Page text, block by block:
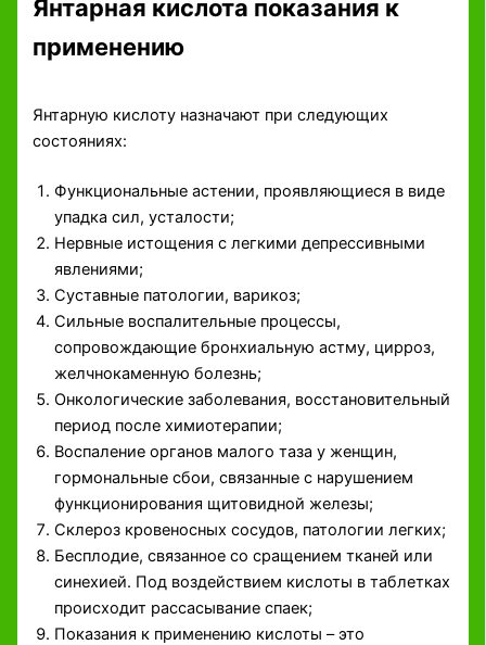
Янтарная кислота показания к
применению
Янтарную кислоту назначают при следующих
состояниях:
Функциональные астении, проявляющиеся в виде
упадка сил, усталости;
Нервные истощения с легкими депрессивными
явлениями;
Суставные патологии, варикоз;
Сильные воспалительные процессы,
сопровождающие бронхиальную астму, цирроз,
желчнокаменную болезнь;
Онкологические заболевания, восстановительный
период после химиотерапии;
Воспаление органов малого таза у женщин,
гормональные сбои, связанные с нарушением
функционирования щитовидной железы;
Склероз кровеносных сосудов, патологии легких;
Бесплодие, связанное со сращением тканей или
синехией. Под воздействием кислоты в таблетках
происходит рассасывание спаек;
Показания к применению кислоты – это